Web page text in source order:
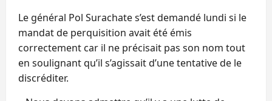
Le général Pol Surachate s’est demandé lundi si le
mandat de perquisition avait été émis
correctement car il ne précisait pas son nom tout
en soulignant qu’il s’agissait d’une tentative de le
discréditer.